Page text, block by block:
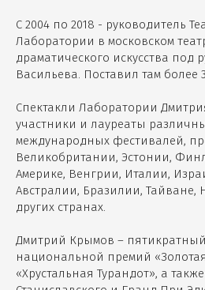
С 2004 по 2018 - руководитель
Лаборатории в московском
драматического искусства под
Васильева. Поставил там более
Спектакли Лаборатории
участники и лауреаты
международных фестивалей,
Великобритании, Эстонии,
Америке, Венгрии, Италии,
Австралии, Бразилии, Тайване,
других странах.
Дмитрий Крымов –
национальной премий
«Хрустальная Турандот», а